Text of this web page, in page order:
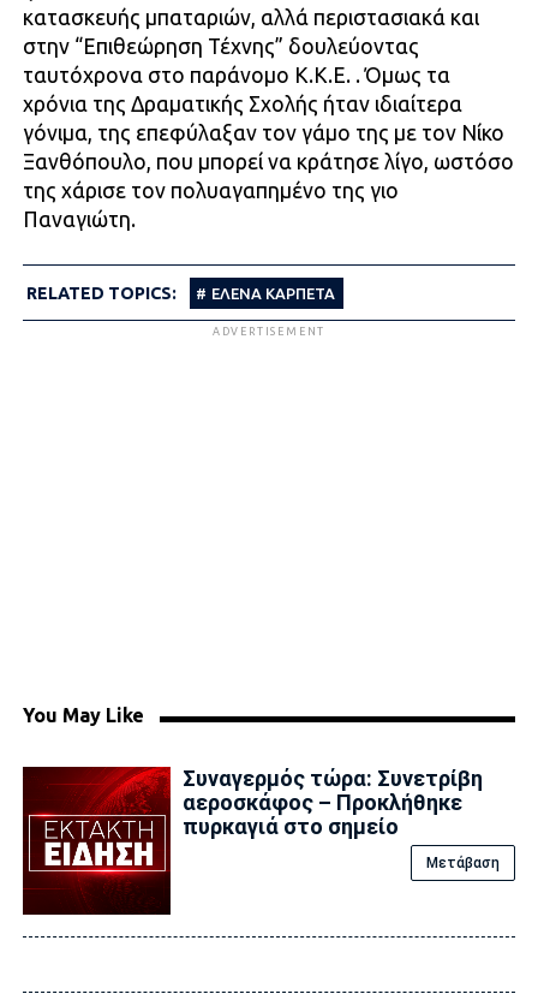
κατασκευής μπαταριών, αλλά περιστασιακά και
στην “Επιθεώρηση Τέχνης” δουλεύοντας
ταυτόχρονα στο παράνομο Κ.Κ.Ε. . Όμως τα
χρόνια της Δραματικής Σχολής ήταν ιδιαίτερα
γόνιμα, της επεφύλαξαν τον γάμο της με τον Νίκο
Ξανθόπουλο, που μπορεί να κράτησε λίγο, ωστόσο
της χάρισε τον πολυαγαπημένο της γιο
Παναγιώτη.
RELATED TOPICS: ΕΛΕΝΑ ΚΑΡΠΕΤΑ
ADVERTISEMENT
You May Like
Συναγερμός τώρα: Συνετρίβη
αεροσκάφος – Προκλήθηκε
πυρκαγιά στο σημείο
Μετάβαση